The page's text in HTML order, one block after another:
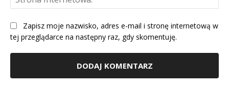
Zapisz moje nazwisko, adres e-mail i stronę internetową w
tej przeglądarce na następny raz, gdy skomentuję.